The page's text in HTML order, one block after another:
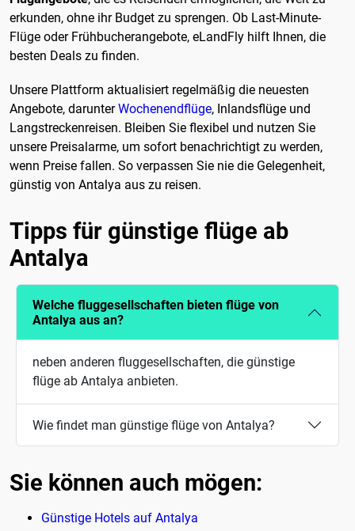
erkunden, ohne ihr Budget zu sprengen. Ob Last-Minute-
Flüge oder Frühbucherangebote, eLandFly hilft Ihnen, die
besten Deals zu finden.
Unsere Plattform aktualisiert regelmäßig die neuesten
Angebote, darunterWochenendflüge, Inlandsflüge und
Langstreckenreisen. Bleiben Sie flexibel und nutzen Sie
unsere Preisalarme, um sofort benachrichtigt zu werden,
wenn Preise fallen. So verpassen Sie nie die Gelegenheit,
günstig von Antalya aus zu reisen.
Tipps für günstige flüge ab
Antalya
Welche fluggesellschaften bieten flüge von
Antalya aus an?
neben anderen fluggesellschaften, die günstige
flüge ab Antalya anbieten.
Wie findet man günstige flüge von Antalya?
Sie können auch mögen:
Günstige Hotels auf Antalya